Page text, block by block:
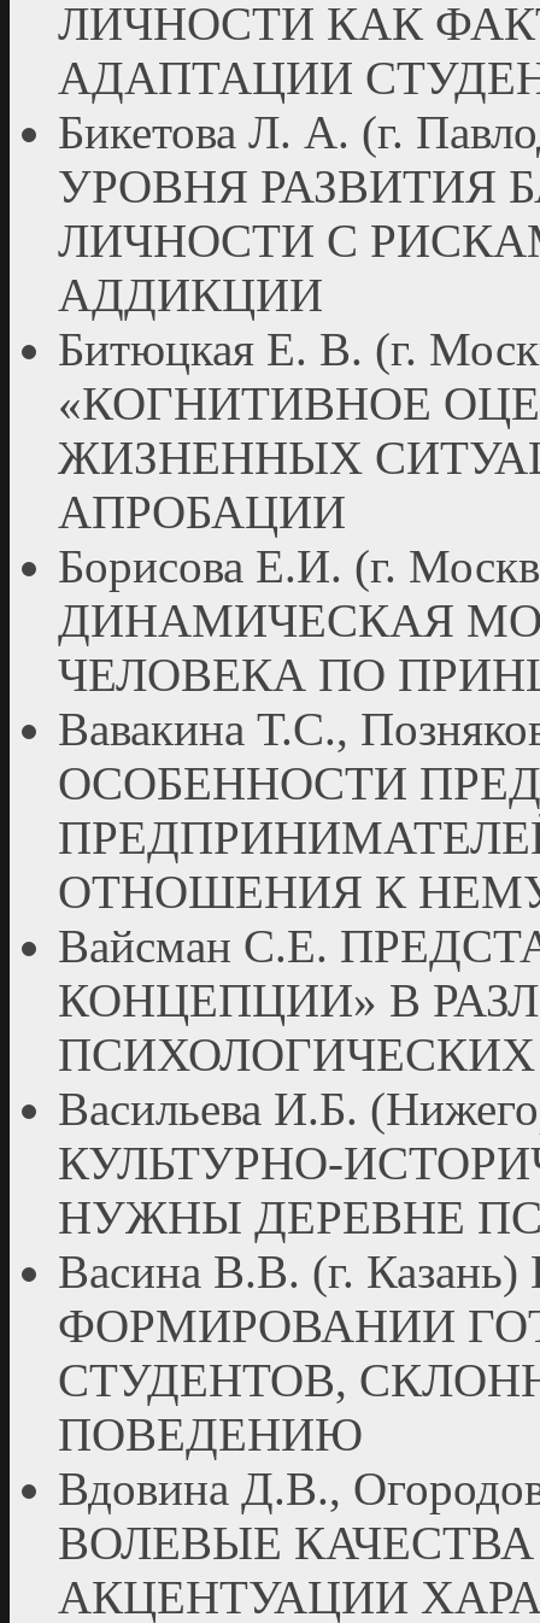
ЛИЧНОСТИ КАК
АДАПТАЦИИ
Бикетова Л. А. (г.
УРОВНЯ РАЗВИТИЯ
ЛИЧНОСТИ С
АДДИКЦИИ
Битюцкая Е. В. (г.
«КОГНИТИВНОЕ
ЖИЗНЕННЫХ
АПРОБАЦИИ
Борисова Е.И. (г.
ДИНАМИЧЕСКАЯ
ЧЕЛОВЕКА ПО
Вавакина Т.С.,
ОСОБЕННОСТИ
ОТНОШЕНИЯ К
Вайсман С.Е.
КОНЦЕПЦИИ» В
Васильева И.Б.
КУЛЬТУРНО-
НУЖНЫ ДЕРЕВНЕ
Васина В.В. (г.
ФОРМИРОВАНИИ
СТУДЕНТОВ,
ПОВЕДЕНИЮ
Вдовина Д.В.,
ВОЛЕВЫЕ
АКЦЕНТУАЦИИ